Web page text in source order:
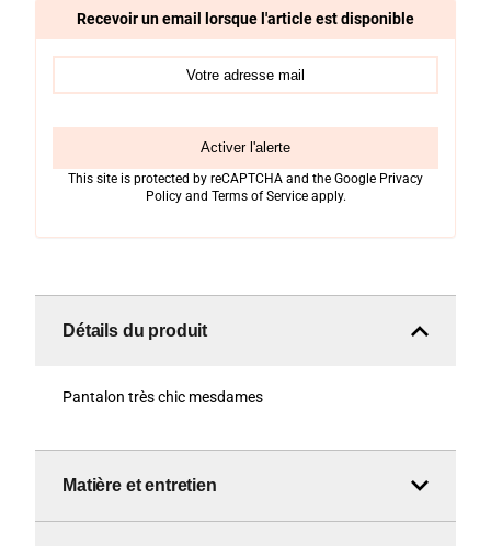
Recevoir un email lorsque l'article est disponible
Activer l'alerte
This site is protected by reCAPTCHA and the Google Privacy
Policy and Terms of Service apply.
Détails du produit
Pantalon très chic mesdames
Matière et entretien